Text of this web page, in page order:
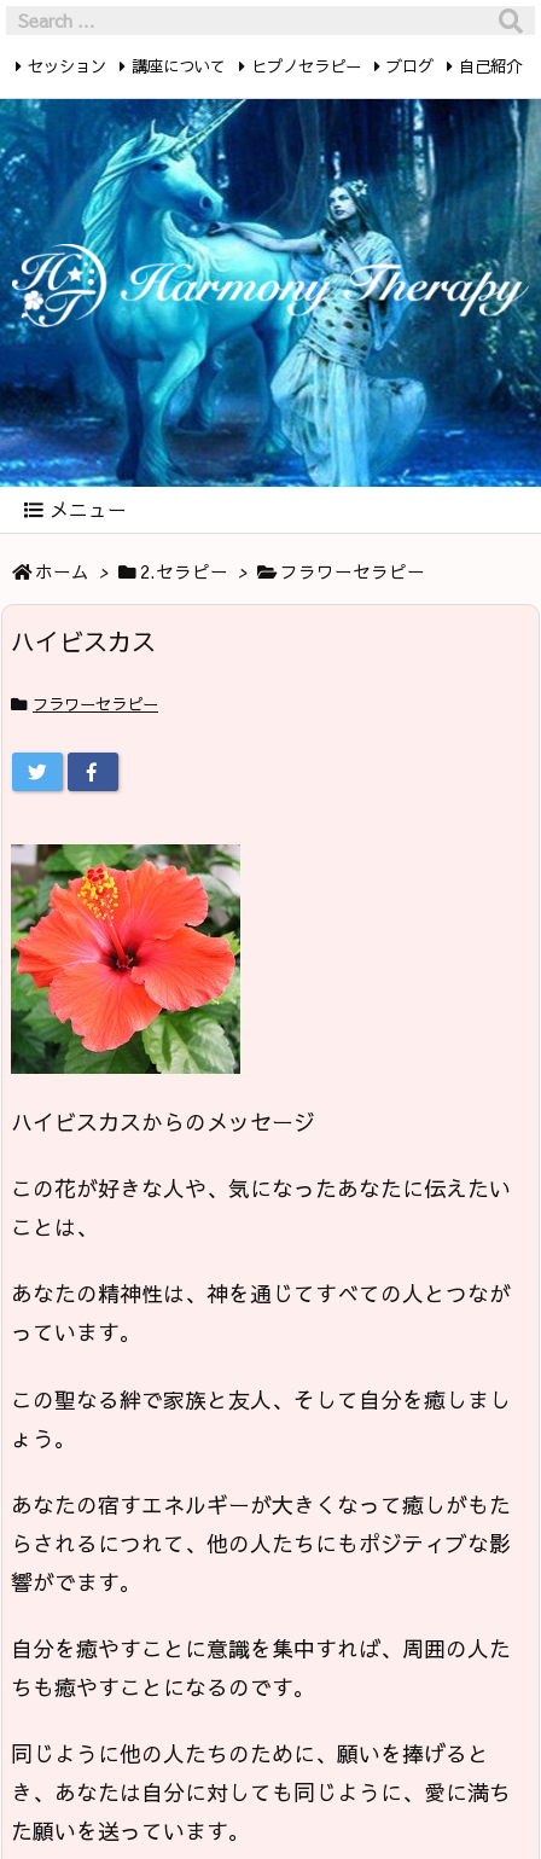
メニュー
セッション 講座について ヒプノセラピー ブログ 自己紹介
最新記事 お問い合わせ
ホーム > 2.セラピー > フラワーセラピー
ハイビスカス
フラワーセラピー
ハイビスカスからのメッセージ
この花が好きな人や、気になったあなたに伝えたい
ことは、
あなたの精神性は、神を通じてすべての人とつなが
っています。
この聖なる絆で家族と友人、そして自分を癒しまし
ょう。
あなたの宿すエネルギーが大きくなって癒しがもた
らされるにつれて、他の人たちにもポジティブな影
響がでます。
自分を癒やすことに意識を集中すれば、周囲の人た
ちも癒やすことになるのです。
同じように他の人たちのために、願いを捧げると
き、あなたは自分に対しても同じように、愛に満ち
た願いを送っています。